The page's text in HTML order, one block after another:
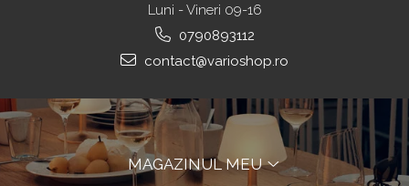
Luni - Vineri 09-16
0790893112
contact@varioshop.ro
MAGAZINUL MEU